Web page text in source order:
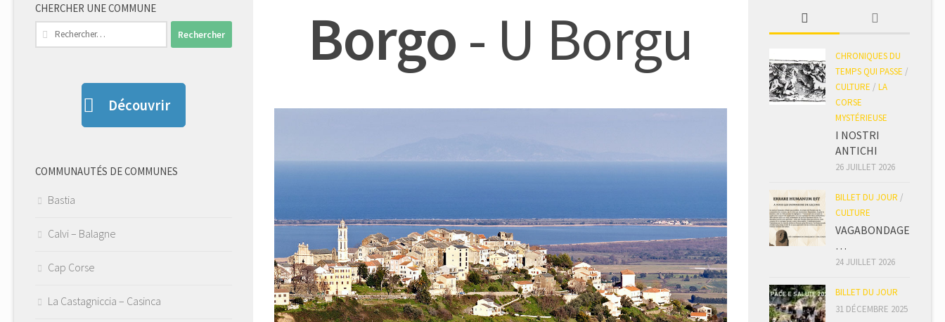
Borgo- U Borgu
CHERCHER UNE COMMUNE
Rechercher :
Découvrir
COMMUNAUTÉS DE COMMUNES
Bastia
Calvi – Balagne
Cap Corse
La Castagniccia – Casinca
CHRONIQUES DU
TEMPS QUI PASSE /
CULTURE / LA
CORSE
MYSTÉRIEUSE
I NOSTRI
ANTICHI
26 JUILLET 2026
BILLET DU JOUR /
CULTURE
VAGABONDAGE
…
24 JUILLET 2026
BILLET DU JOUR
31 DÉCEMBRE 2025